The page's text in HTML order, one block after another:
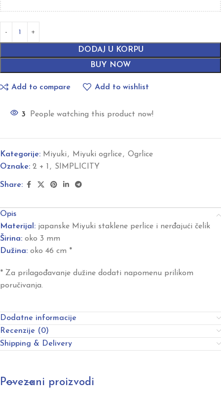
DODAJ U KORPU
BUY NOW
Add to compare Add to wishlist
3 People watching this product now!
Kategorije: Miyuki , Miyuki ogrlice, Ogrlice
Oznake: 2 + 1 , SIMPLICITY
Share:
Opis
Materijal: japanske Miyuki staklene perlice i nerđajući čelik
Širina: oko 3 mm
Dužina: oko 46 cm *
* Za prilagođavanje dužine dodati napomenu prilikom
poručivanja.
Dodatne informacije
Recenzije (0)
Shipping & Delivery
Povezani proizvodi